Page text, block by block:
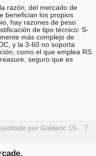
razón; del mercado de
benefician los propios
hay razones de peso
de tipo técnico: S-
más complejo de
y la 3-60 no soporta
como el que emplea RS
seguro que es
7
(editado por Galderic 15-